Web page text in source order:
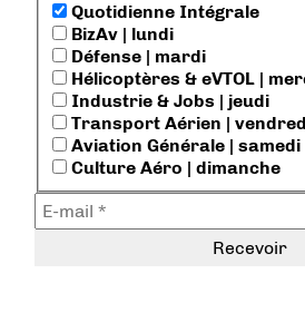
Quotidienne Intégrale
BizAv | lundi
Défense | mardi
Hélicoptères & eVTOL |
Industrie & Jobs | jeudi
Transport Aérien |
Aviation Générale | samedi
Culture Aéro | dimanche